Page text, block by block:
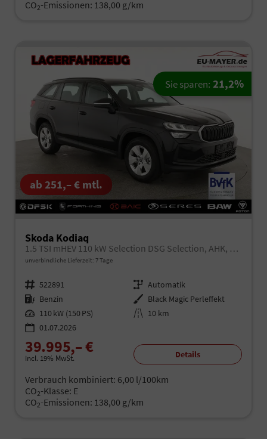
CO2-Emissionen: 138,00 g/km
ab 251,– € mtl.
Skoda Kodiaq
1.5 TSI mHEV 110 kW Selection DSG Selection, AHK, Navi, Side, Kamera, Winter, 4 J.- Garantie
unverbindliche Lieferzeit: 7 Tage
Fahrzeugnr. 522891 Getriebe Automatik
Kraftstoff Benzin Außenfarbe Black Magic Perleffekt
Leistung 110 kW (150 PS) Kilometerstand 10 km
01.07.2026
39.995,– €
incl. 19% MwSt.
Sie sparen: 21,2%
Details
Verbrauch kombiniert: 6,00 l/100km
CO2-Klasse: E
CO2-Emissionen: 138,00 g/km